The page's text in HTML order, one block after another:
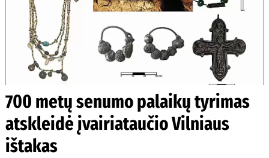
700 metų senumo palaikų tyrimas
atskleidė įvairiataučio Vilniaus
ištakas